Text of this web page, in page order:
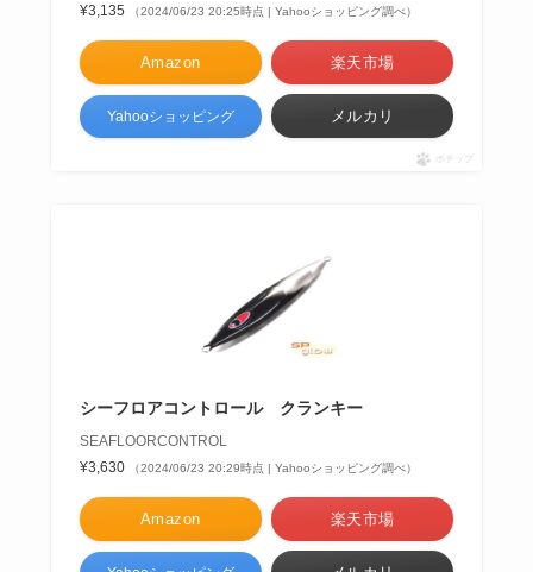
¥3,135
（2024/06/23 20:25時点 | Yahooショッピング調べ）
Amazon 楽天市場
Yahooショッピング メルカリ
ポチップ
シーフロアコントロール クランキー
SEAFLOORCONTROL
¥3,630
（2024/06/23 20:29時点 | Yahooショッピング調べ）
Amazon 楽天市場